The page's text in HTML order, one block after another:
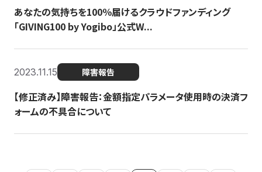
あなたの気持ちを100％届けるクラウドファンディング
「GIVING100 by Yogibo」公式W...
2023.11.15 障害報告
【修正済み】障害報告：金額指定パラメータ使用時の決済フ
ォームの不具合について